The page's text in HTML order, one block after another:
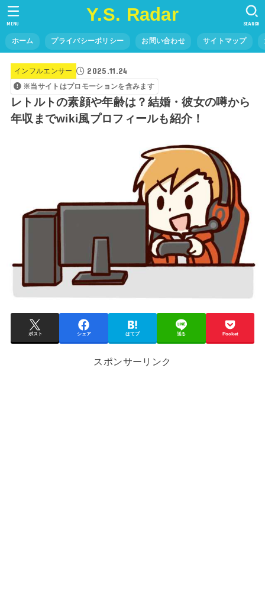
Y.S. Radar
ホーム プライバシーポリシー お問い合わせ サイトマップ
SEARCH
MENU
インフルエンサー 2025.11.24
※当サイトはプロモーションを含みます
レトルトの素顔や年齢は？結婚・彼女の噂から
年収までwiki風プロフィールも紹介！
ポスト シェア はてブ 送る Pocket
スポンサーリンク